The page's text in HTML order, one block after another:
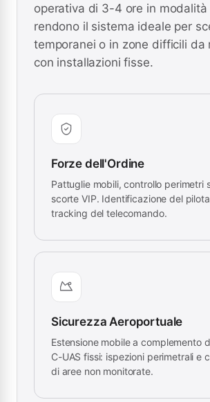
operativa di 3-4 ore in
rendono il sistema ideale per
temporanei o in zone difficili da
con installazioni fisse.
Forze dell'Ordine
Pattuglie mobili, controllo perimetri
scorte VIP. Identificazione del
tracking del telecomando.
Sicurezza Aeroportuale
Estensione mobile a complemento
C-UAS fissi: ispezioni perimetrali e
di aree non monitorate.